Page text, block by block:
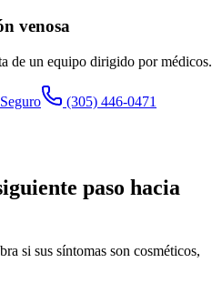
venosa
de un equipo dirigido por médicos.
(305) 446-0471
paso hacia
si sus síntomas son cosméticos,